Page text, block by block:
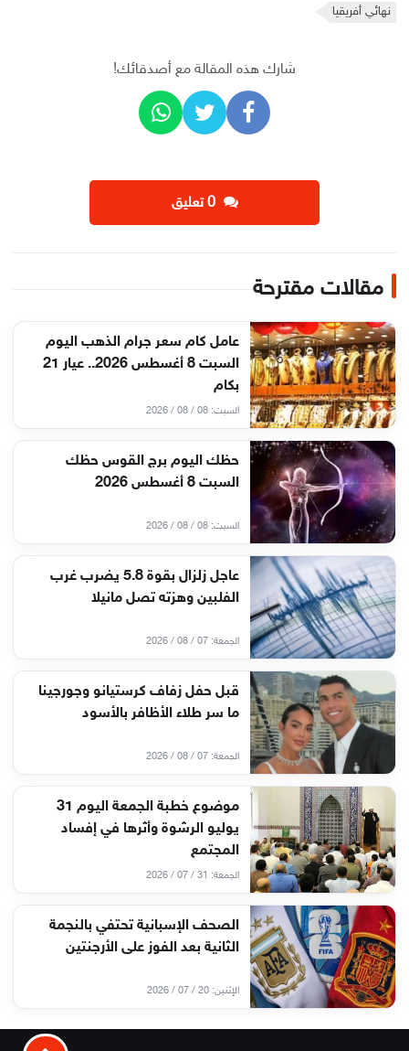
نهائي أفريقيا
شارك هذه المقالة مع أصدقائك!
‫0 تعليق
مقالات مقترحة
عامل كام سعر جرام الذهب اليوم
السبت 8 أغسطس 2026.. عيار 21
بكام
السبت: 08 / 08 / 2026
حظك اليوم برج القوس حظك
السبت 8 أغسطس 2026
السبت: 08 / 08 / 2026
عاجل زلزال بقوة 5.8 يضرب غرب
الفلبين وهزته تصل مانيلا
الجمعة: 07 / 08 / 2026
قبل حفل زفاف كرستيانو وجورجينا
ما سر طلاء الأظافر بالأسود
الجمعة: 07 / 08 / 2026
موضوع خطبة الجمعة اليوم 31
يوليو الرشوة وأثرها في إفساد
المجتمع
الجمعة: 31 / 07 / 2026
الصحف الإسبانية تحتفي بالنجمة
الثانية بعد الفوز على الأرجنتين
الإثنين: 20 / 07 / 2026